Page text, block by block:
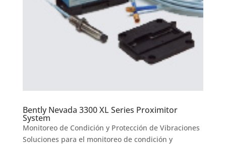
Bently Nevada 3300 XL Series Proximitor
System
Monitoreo de Condición y Protección de Vibraciones
Soluciones para el monitoreo de condición y